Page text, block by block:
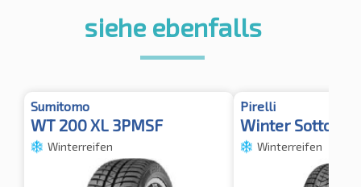
siehe ebenfalls
Sumitomo
WT 200 XL 3PMSF
Winterreifen
Pirelli
Winter
Winterreifen